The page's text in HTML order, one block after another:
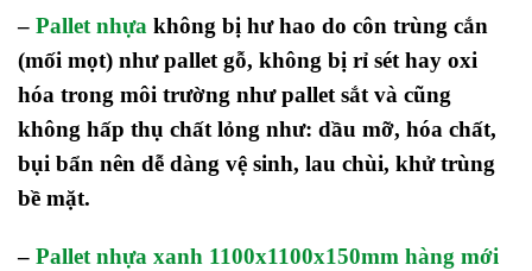
– Pallet nhựa không bị hư hao do côn trùng cắn
(mối mọt) như pallet gỗ, không bị rỉ sét hay oxi
hóa trong môi trường như pallet sắt và cũng
không hấp thụ chất lỏng như: dầu mỡ, hóa chất,
bụi bẩn nên dễ dàng vệ sinh, lau chùi, khử trùng
bề mặt.
– Pallet nhựa xanh 1100x1100x150mm hàng mới